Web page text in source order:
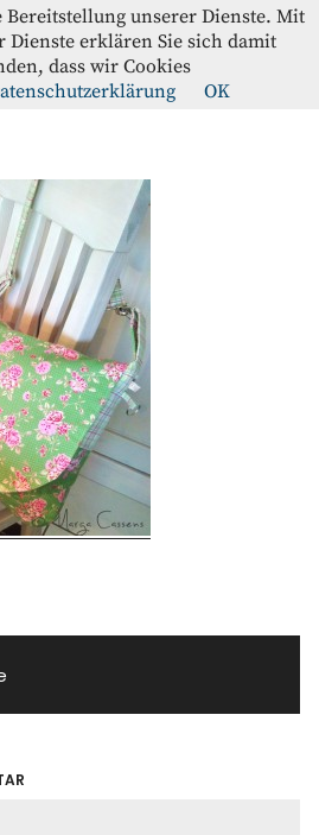
Blogunserer Dienste. Mit
Dienste erklären Sie sich damit
dass wir Cookies
OK